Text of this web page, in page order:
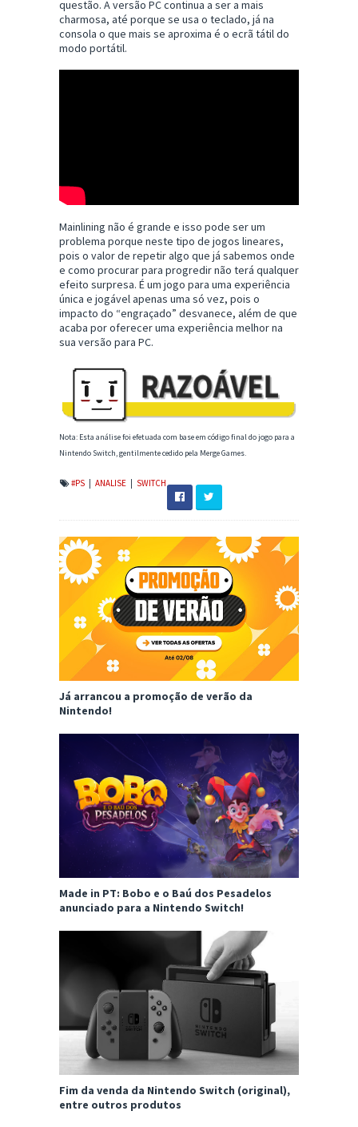
questão. A versão PC continua a ser a mais
charmosa, até porque se usa o teclado, já na
consola o que mais se aproxima é o ecrã tátil do
modo portátil.
Mainlining não é grande e isso pode ser um
problema porque neste tipo de jogos lineares,
pois o valor de repetir algo que já sabemos onde
e como procurar para progredir não terá qualquer
efeito surpresa. É um jogo para uma experiência
única e jogável apenas uma só vez, pois o
impacto do “engraçado” desvanece, além de que
acaba por oferecer uma experiência melhor na
sua versão para PC.
Nota: Esta análise foi efetuada com base em código final do jogo para a
Nintendo Switch, gentilmente cedido pela Merge Games.
#PS ANALISE SWITCH
Já arrancou a promoção de verão da
Nintendo!
Made in PT: Bobo e o Baú dos Pesadelos
anunciado para a Nintendo Switch!
Fim da venda da Nintendo Switch (original),
entre outros produtos